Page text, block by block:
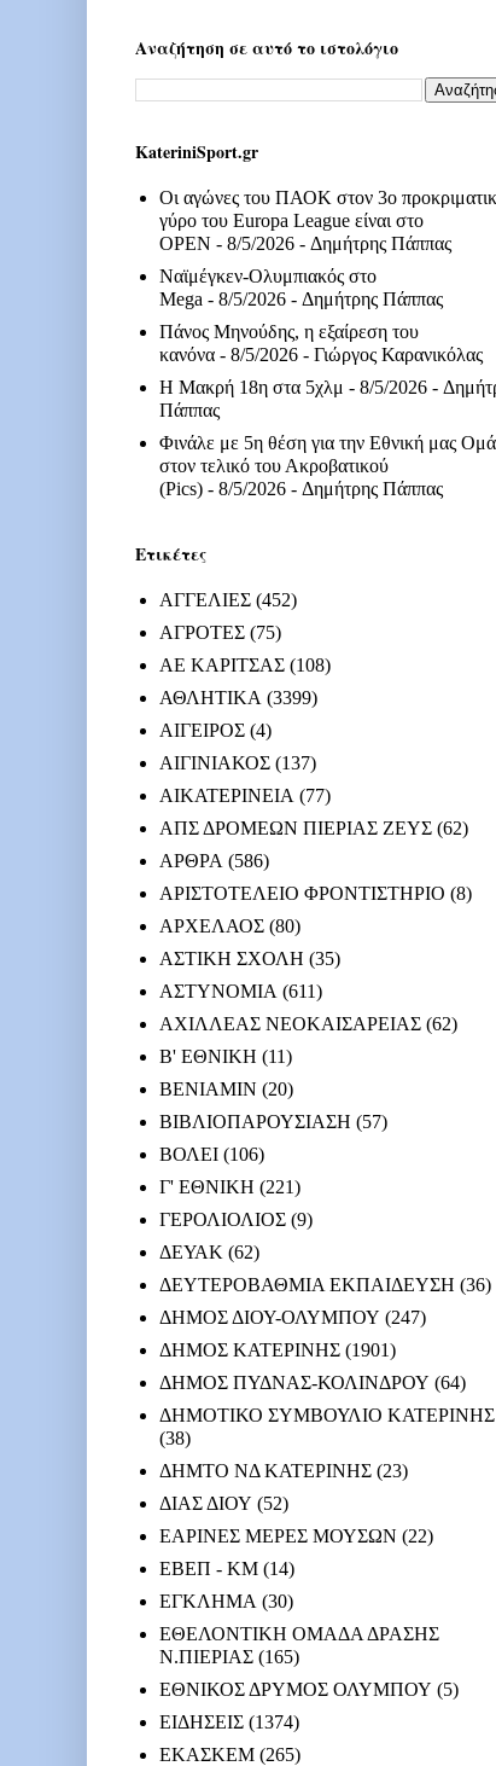
Αναζήτηση σε αυτό το ιστολόγιο
KateriniSport.gr
Οι αγώνες του ΠΑΟΚ στον 3ο
γύρο του Europa League είναι στο
OPEN - 8/5/2026 - Δημήτρης Πάππας
Ναϊμέγκεν-Ολυμπιακός στο
Mega - 8/5/2026 - Δημήτρης Πάππας
Πάνος Μηνούδης, η εξαίρεση του
κανόνα - 8/5/2026 - Γιώργος Καρανικόλας
Η Μακρή 18η στα 5χλμ - 8/5/2026 -
Πάππας
Φινάλε με 5η θέση για την Εθνική μας
στον τελικό του Ακροβατικού
(Pics) - 8/5/2026 - Δημήτρης Πάππας
Ετικέτες
ΑΓΓΕΛΙΕΣ (452)
ΑΓΡΟΤΕΣ (75)
ΑΕ ΚΑΡΙΤΣΑΣ (108)
ΑΘΛΗΤΙΚΑ (3399)
ΑΙΓΕΙΡΟΣ (4)
ΑΙΓΙΝΙΑΚΟΣ (137)
ΑΙΚΑΤΕΡΙΝΕΙΑ (77)
ΑΠΣ ΔΡΟΜΕΩΝ ΠΙΕΡΙΑΣ ΖΕΥΣ (62)
ΑΡΘΡΑ (586)
ΑΡΙΣΤΟΤΕΛΕΙΟ ΦΡΟΝΤΙΣΤΗΡΙΟ (8)
ΑΡΧΕΛΑΟΣ (80)
ΑΣΤΙΚΗ ΣΧΟΛΗ (35)
ΑΣΤΥΝΟΜΙΑ (611)
ΑΧΙΛΛΕΑΣ ΝΕΟΚΑΙΣΑΡΕΙΑΣ (62)
Β' ΕΘΝΙΚΗ (11)
ΒΕΝΙΑΜΙΝ (20)
ΒΙΒΛΙΟΠΑΡΟΥΣΙΑΣΗ (57)
ΒΟΛΕΙ (106)
Γ' ΕΘΝΙΚΗ (221)
ΓΕΡΟΛΙΟΛΙΟΣ (9)
ΔΕΥΑΚ (62)
ΔΕΥΤΕΡΟΒΑΘΜΙΑ ΕΚΠΑΙΔΕΥΣΗ (36)
ΔΗΜΟΣ ΔΙΟΥ-ΟΛΥΜΠΟΥ (247)
ΔΗΜΟΣ ΚΑΤΕΡΙΝΗΣ (1901)
ΔΗΜΟΣ ΠΥΔΝΑΣ-ΚΟΛΙΝΔΡΟΥ (64)
ΔΗΜΟΤΙΚΟ ΣΥΜΒΟΥΛΙΟ ΚΑΤΕΡΙΝΗΣ
(38)
ΔΗΜΤΟ ΝΔ ΚΑΤΕΡΙΝΗΣ (23)
ΔΙΑΣ ΔΙΟΥ (52)
ΕΑΡΙΝΕΣ ΜΕΡΕΣ ΜΟΥΣΩΝ (22)
ΕΒΕΠ - ΚΜ (14)
ΕΓΚΛΗΜΑ (30)
ΕΘΕΛΟΝΤΙΚΗ ΟΜΑΔΑ ΔΡΑΣΗΣ
Ν.ΠΙΕΡΙΑΣ (165)
ΕΘΝΙΚΟΣ ΔΡΥΜΟΣ ΟΛΥΜΠΟΥ (5)
ΕΙΔΗΣΕΙΣ (1374)
ΕΚΑΣΚΕΜ (265)